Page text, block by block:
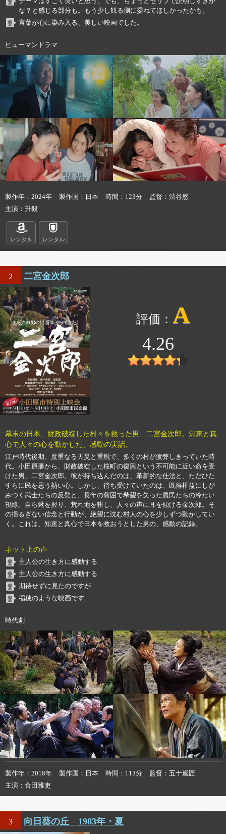
な？と感じる部分も。もう少し観る側に委ねてほしかったかも。
言葉が心に染み入る、美しい映画でした。
ヒューマンドラマ
製作年 2024年 製作国 日本 時間 123分 監督
渋谷悠
主演
升毅
レンタル レンタル
2 二宮金次郎
A
4.26
幕末の日本、財政破綻した村々を救った男、二宮金次郎。知恵と真
心で人々の心を動かした、感動の実話。
江戸時代後期。度重なる天災と重税で、多くの村が疲弊しきっていた時
代。小田原藩から、財政破綻した桜町の復興という不可能に近い命を受
けた男、二宮金次郎。彼が持ち込んだのは、革新的な仕法と、ただひた
すらに民を思う熱い心。しかし、待ち受けていたのは、既得権益にしが
みつく武士たちの反発と、長年の貧困で希望を失った農民たちの冷たい
視線。自ら鍬を握り、荒れ地を耕し、人々の声に耳を傾ける金次郎。そ
の揺るぎない信念と行動が、絶望に沈む村人の心を少しずつ動かしてい
く。これは、知恵と真心で日本を救おうとした男の、感動の記録。
ネット上の声
主人公の生き方に感動する
主人公の生き方に感動する
期待せずに見たのですが
稲穂のような映画です
時代劇
製作年 2018年 製作国 日本 時間 113分 監督
五十嵐匠
主演
合田雅吏
3 向日葵の丘 1983年・夏